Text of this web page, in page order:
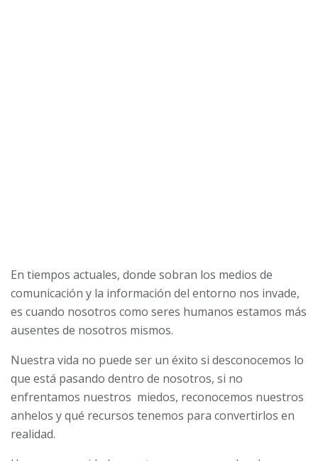
En tiempos actuales, donde sobran los medios de
comunicación y la información del entorno nos invade,
es cuando nosotros como seres humanos estamos más
ausentes de nosotros mismos.
Nuestra vida no puede ser un éxito si desconocemos lo
que está pasando dentro de nosotros, si no
enfrentamos nuestros miedos, reconocemos nuestros
anhelos y qué recursos tenemos para convertirlos en
realidad.